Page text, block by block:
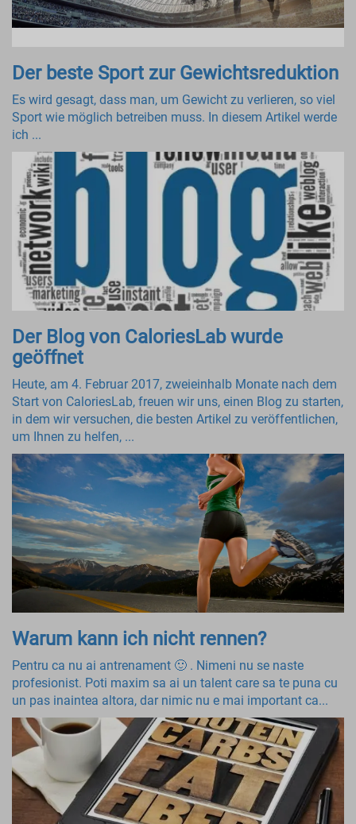
Der beste Sport zur Gewichtsreduktion
Es wird gesagt, dass man, um Gewicht zu verlieren, so viel
Sport wie möglich betreiben muss. In diesem Artikel werde
ich ...
Der Blog von CaloriesLab wurde
geöffnet
Heute, am 4. Februar 2017, zweieinhalb Monate nach dem
Start von CaloriesLab, freuen wir uns, einen Blog zu starten,
in dem wir versuchen, die besten Artikel zu veröffentlichen,
um Ihnen zu helfen, ...
Warum kann ich nicht rennen?
Pentru ca nu ai antrenament 🙂 . Nimeni nu se naste
profesionist. Poti maxim sa ai un talent care sa te puna cu
un pas inaintea altora, dar nimic nu e mai important ca...